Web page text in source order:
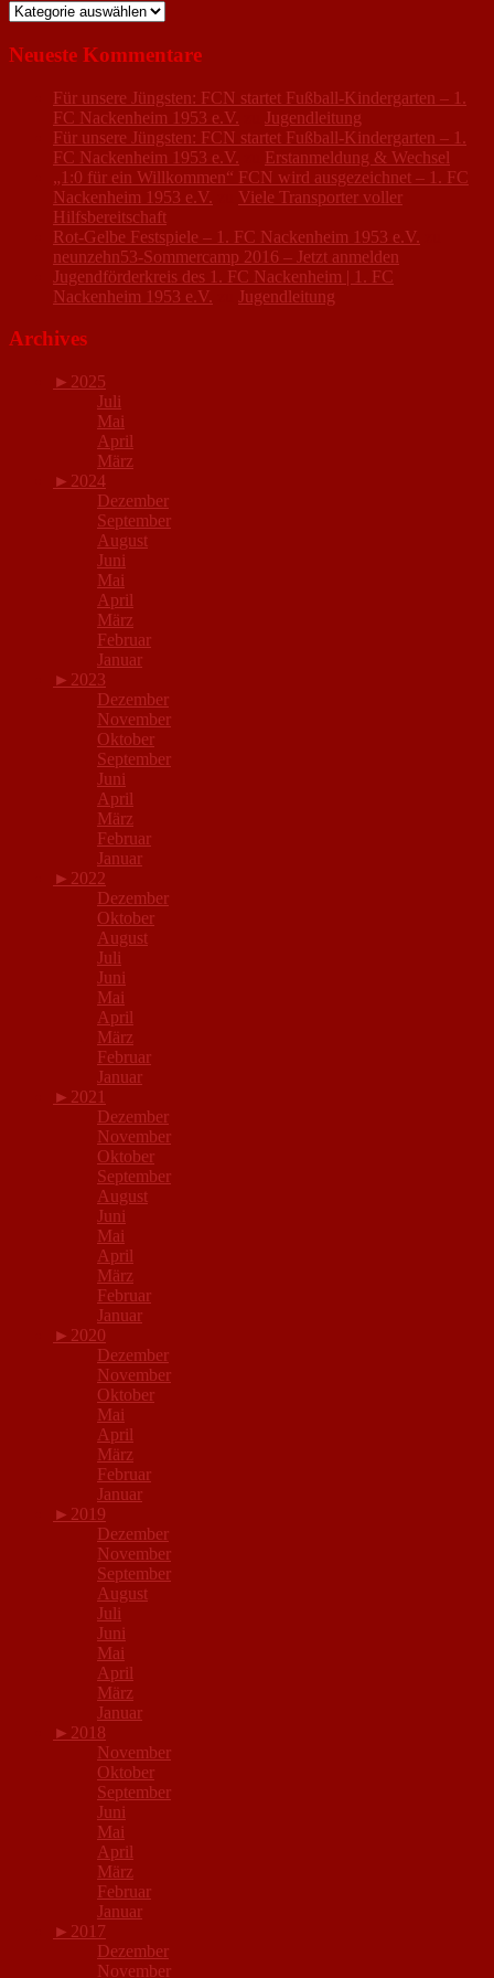
Kategorien
Neueste Kommentare
Für unsere Jüngsten: FCN startet Fußball-Kindergarten – 1.
FC Nackenheim 1953 e.V.
Jugendleitung
Für unsere Jüngsten: FCN startet Fußball-Kindergarten – 1.
FC Nackenheim 1953 e.V.
Erstanmeldung & Wechsel
„1:0 für ein Willkommen“ FCN wird ausgezeichnet – 1. FC
Nackenheim 1953 e.V.
Viele Transporter voller
Hilfsbereitschaft
Rot-Gelbe Festspiele – 1. FC Nackenheim 1953 e.V.
neunzehn53-Sommercamp 2016 – Jetzt anmelden
Jugendförderkreis des 1. FC Nackenheim | 1. FC
Nackenheim 1953 e.V.
Jugendleitung
Archives
► 2025
Juli
Mai
April
März
► 2024
Dezember
September
August
Juni
Mai
April
März
Februar
Januar
► 2023
Dezember
November
Oktober
September
Juni
April
März
Februar
Januar
► 2022
Dezember
Oktober
August
Juli
Juni
Mai
April
März
Februar
Januar
► 2021
Dezember
November
Oktober
September
August
Juni
Mai
April
März
Februar
Januar
► 2020
Dezember
November
Oktober
Mai
April
März
Februar
Januar
► 2019
Dezember
November
September
August
Juli
Juni
Mai
April
März
Januar
► 2018
November
Oktober
September
Juni
Mai
April
März
Februar
Januar
► 2017
Dezember
November